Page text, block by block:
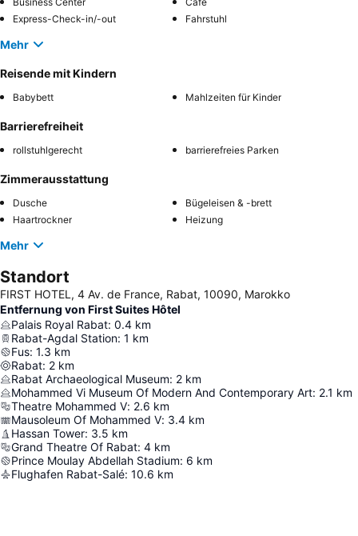
Express-Check-in/-out
Fahrstuhl
Mehr
Reisende mit Kindern
Babybett Mahlzeiten für Kinder
Barrierefreiheit
rollstuhlgerecht barrierefreies Parken
Zimmerausstattung
Dusche
Bügeleisen & -brett
Haartrockner
Heizung
Mehr
Standort
FIRST HOTEL, 4 Av. de France, Rabat, 10090, Marokko
Entfernung von First Suites Hôtel
Palais Royal Rabat: 0.4 km
Rabat-Agdal Station: 1 km
Fus: 1.3 km
Rabat: 2 km
Rabat Archaeological Museum: 2 km
Mohammed Vi Museum Of Modern And Contemporary Art: 2.1 km
Theatre Mohammed V: 2.6 km
Mausoleum Of Mohammed V: 3.4 km
Hassan Tower: 3.5 km
Grand Theatre Of Rabat: 4 km
Prince Moulay Abdellah Stadium: 6 km
Flughafen Rabat-Salé: 10.6 km